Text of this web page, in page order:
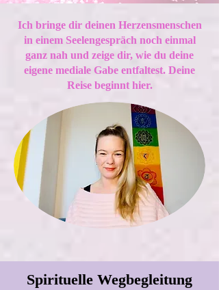
Ich bringe dir deinen Herzensmenschen
in einem Seelengespräch noch einmal
ganz nah und zeige dir, wie du deine
eigene mediale Gabe entfaltest. Deine
Reise beginnt hier.
Spirituelle Wegbegleitung